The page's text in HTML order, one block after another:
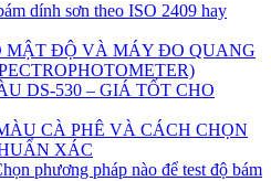
dính sơn theo ISO 2409 hay
MẬT ĐỘ VÀ MÁY ĐO QUANG
DS-530 – GIÁ TỐT CHO
CÀ PHÊ VÀ CÁCH CHỌN
XÁC
phương pháp nào để test độ bám